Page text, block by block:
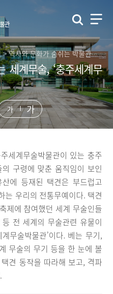
관
역사와 문화가 숨쉬는 박물관
세계무술, ‘충주세계무
가 가
세계무술박물관이 있는 충주
구령에 맞춘 움직임이 보인
에 등재된 택견은 부드럽고
는 우리의 전통무예이다. 택견
제에 참여했던 세계 무술인들
전 세계의 무술관련 유물이
무술박물관’이다. 베는 무기,
무술의 무기 등을 한 눈에 볼
견 동작을 따라해 보고, 격파